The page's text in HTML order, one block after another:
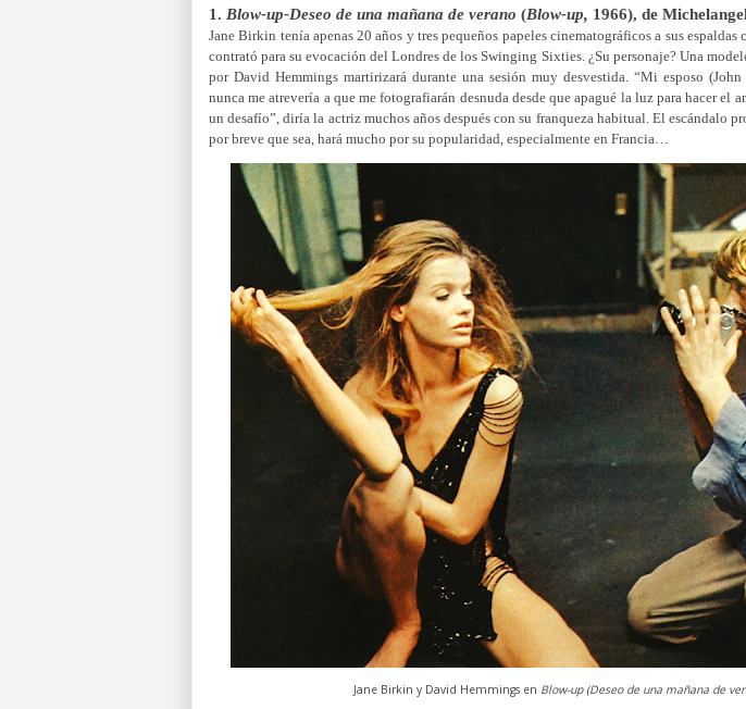
1. Blow-up-Deseo de una mañana de verano (Blow-up, 1966), de
Jane Birkin tenía apenas 20 años y tres pequeños papeles cinematográficos a sus
contrató para su evocación del Londres de los Swinging Sixties. ¿Su personaje? Una
por David Hemmings martirizará durante una sesión muy desvestida. “Mi esposo
nunca me atrevería a que me fotografiarán desnuda desde que apagué la luz para hacer el
un desafío”, diría la actriz muchos años después con su franqueza habitual. El escándalo
por breve que sea, hará mucho por su popularidad, especialmente en Francia…
Jane Birkin y David Hemmings en Blow-up (Deseo de una mañana de